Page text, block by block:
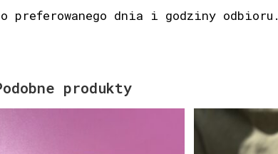
preferowanego dnia i godziny odbioru.
produkty